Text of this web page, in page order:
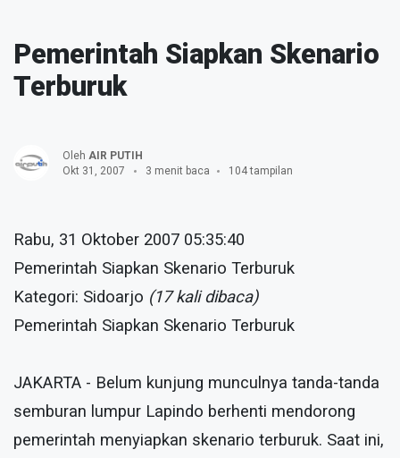
Pemerintah Siapkan Skenario
Terburuk
Oleh AIR PUTIH
Okt 31, 2007
3 menit baca 104 tampilan
Rabu, 31 Oktober 2007 05:35:40
Pemerintah Siapkan Skenario Terburuk
Kategori: Sidoarjo (17 kali dibaca)
Pemerintah Siapkan Skenario Terburuk
JAKARTA - Belum kunjung munculnya tanda-tanda
semburan lumpur Lapindo berhenti mendorong
pemerintah menyiapkan skenario terburuk. Saat ini,